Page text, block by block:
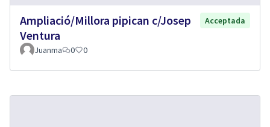
Ampliació/Millora pipican c/Josep
Ventura
Acceptada
Juanma 0 0